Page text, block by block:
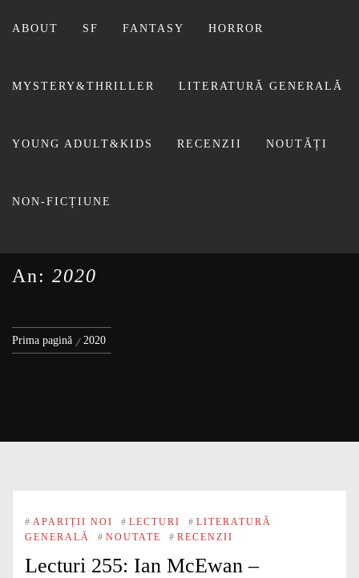
ABOUT SF FANTASY HORROR
MYSTERY&THRILLER LITERATURĂ GENERALĂ
YOUNG ADULT&KIDS RECENZII NOUTĂȚI
NON-FICȚIUNE
BIBLIOTECA LUI
An: 2020
Prima pagină 2020
# APARIȚII NOI # LECTURI # LITERATURĂ
GENERALĂ
# NOUTATE # RECENZII
Lecturi 255: Ian McEwan –